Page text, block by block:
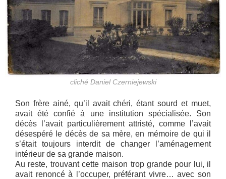
cliché Daniel Czerniejewski
Son frère ainé, qu’il avait chéri, étant sourd et muet,
avait été confié à une institution spécialisée. Son
décès l’avait particulièrement attristé, comme l’avait
désespéré le décès de sa mère, en mémoire de qui il
s’était toujours interdit de changer l’aménagement
intérieur de sa grande maison.
Au reste, trouvant cette maison trop grande pour lui, il
avait renoncé à l’occuper, préférant vivre… avec son